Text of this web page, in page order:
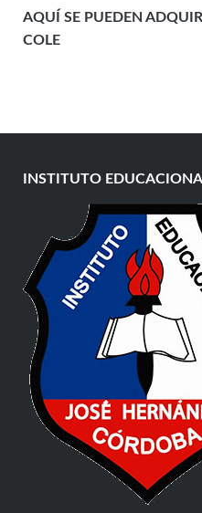
AQUÍ SE PUEDEN
COLE
INSTITUTO